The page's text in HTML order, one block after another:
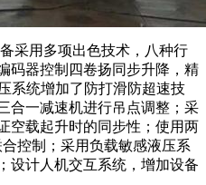
采用多项出色技术，八种行
码器控制四卷扬同步升降，精
系统增加了防打滑防超速技
合一减速机进行吊点调整；采
空载起升时的同步性；使用两
控制；采用负载敏感液压系
设计人机交互系统，增加设备